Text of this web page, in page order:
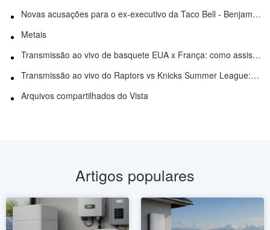
Novas acusações para o ex-executivo da Taco Bell - Benjamin Golden - na briga do Uber
Metais
Transmissão ao vivo de basquete EUA x França: como assistir online
Transmissão ao vivo do Raptors vs Knicks Summer League: como assistir
Arquivos compartilhados do Vista
Artigos populares